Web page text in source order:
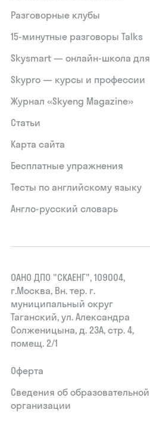
Разговорные клубы
15‑минутные разговоры Talks
Skysmart — онлайн-школа
Skypro — курсы и профессии
Журнал «Skyeng Magazine»
Статьи
Карта сайта
Бесплатные упражнения
Тесты по английскому языку
Англо-русский словарь
ОАНО ДПО "СКАЕНГ", 109004,
г.Москва, Вн. тер. г.
муниципальный округ
Таганский, ул. Александра
Солженицына, д. 23А, стр. 4,
помещ. 2/1
Оферта
Сведения об образовательной
организации